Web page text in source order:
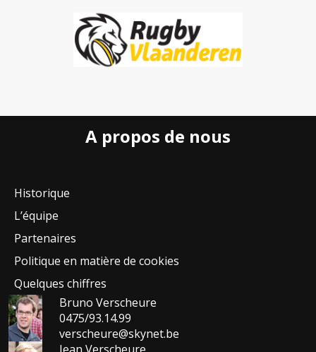
A propos de nous
Historique
L’équipe
Partenaires
Politique en matière de cookies
Quelques chiffres
Bruno Verscheure
0475/93.14.99
verscheure@skynet.be